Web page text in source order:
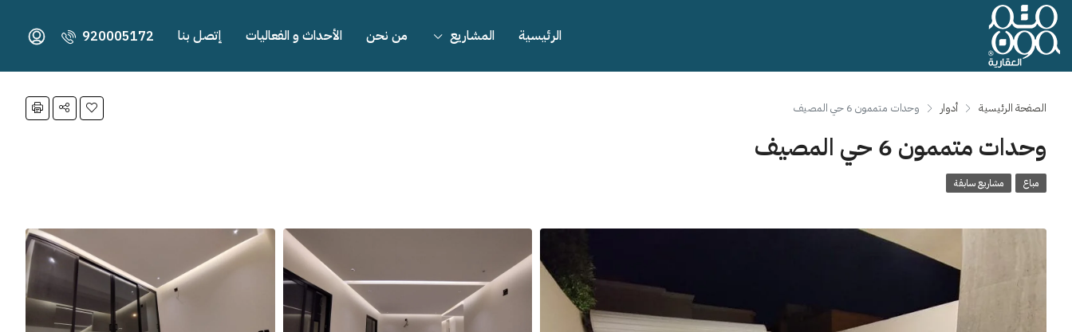
الرئيسية المشاريع من نحن الأحداث و الفعاليات إتصل بنا 920005172
الصفحة الرئيسية أدوار وحدات متممون 6 حي المصيف
وحدات متممون 6 حي المصيف
مباع مشاريع سابقة